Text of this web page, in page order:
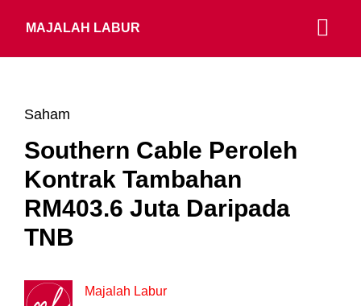
MAJALAH LABUR
Saham
Southern Cable Peroleh
Kontrak Tambahan
RM403.6 Juta Daripada
TNB
Majalah Labur